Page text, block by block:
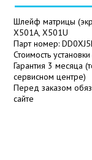
Шлейф матрицы
X501A, X501U
Парт номер:
Стоимость
Гарантия 3 месяца
сервисном центре)
Перед заказом
сайте